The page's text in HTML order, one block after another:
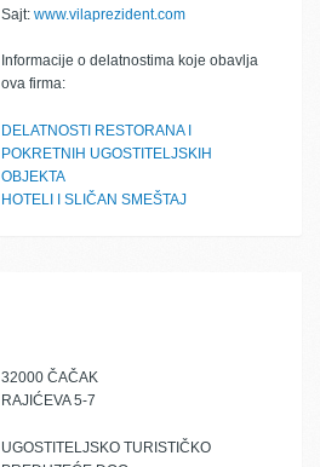
Sajt: www.vilaprezident.com
Informacije o delatnostima koje obavlja
ova firma:
DELATNOSTI RESTORANA I
POKRETNIH UGOSTITELJSKIH
OBJEKTA
HOTELI I SLIČAN SMEŠTAJ
32000 ČAČAK
RAJIĆEVA 5-7
UGOSTITELJSKO TURISTIČKO